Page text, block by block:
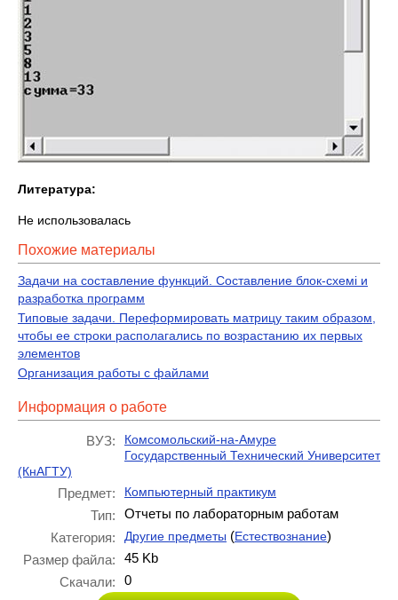
Литература:
Не использовалась
Похожие материалы
Задачи на составление функций. Составление блок-схемі и
разработка программ
Типовые задачи. Переформировать матрицу таким образом,
чтобы ее строки располагались по возрастанию их первых
элементов
Организация работы с файлами
Информация о работе
ВУЗ:
Комсомольский-на-Амуре
Государственный Технический Университет
(КнАГТУ)
Предмет: Компьютерный практикум
Тип:
Отчеты по лабораторным работам
Категория:
Другие предметы (Естествознание)
Размер файла:
45 Kb
Скачали:
0